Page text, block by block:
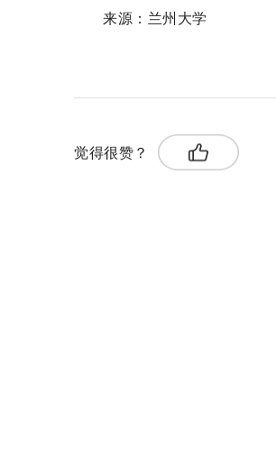
来源：兰州大学
觉得很赞？